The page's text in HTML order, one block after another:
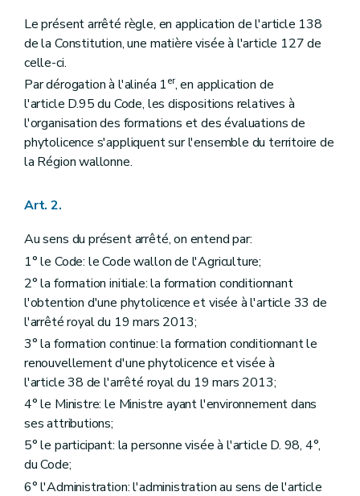
Le présent arrêté règle, en application de l'article 138
de la Constitution, une matière visée à l'article 127 de
celle-ci.
Par dérogation à l'alinéa 1er, en application de
l'article D.95 du Code, les dispositions relatives à
l'organisation des formations et des évaluations de
phytolicence s'appliquent sur l'ensemble du territoire de
la Région wallonne.
Art. 2.
Au sens du présent arrêté, on entend par:
1° le Code: le Code wallon de l'Agriculture;
2° la formation initiale: la formation conditionnant
l'obtention d'une phytolicence et visée à l'article 33 de
l'arrêté royal du 19 mars 2013;
3° la formation continue: la formation conditionnant le
renouvellement d'une phytolicence et visée à
l'article 38 de l'arrêté royal du 19 mars 2013;
4° le Ministre: le Ministre ayant l'environnement dans
ses attributions;
5° le participant: la personne visée à l'article D. 98, 4°,
du Code;
6° l'Administration: l'administration au sens de l'article